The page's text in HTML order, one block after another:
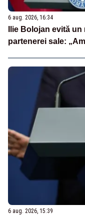
6 aug. 2026, 16:34
Ilie Bolojan evită
partenerei sale:
6 aug. 2026, 15:39